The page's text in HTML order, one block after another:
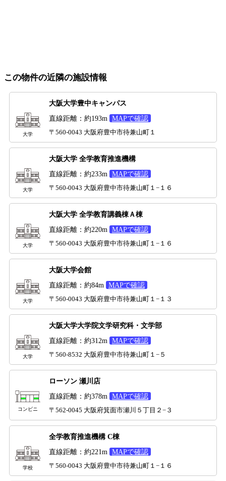
この物件の近隣の施設情報
大学
大阪大学豊中キャンパス
直線距離：約193m MAPで確認
〒560-0043 大阪府豊中市待兼山町１
大学
大阪大学 全学教育推進機構
直線距離：約233m MAPで確認
〒560-0043 大阪府豊中市待兼山町１−１６
大学
大阪大学 全学教育講義棟Ａ棟
直線距離：約220m MAPで確認
〒560-0043 大阪府豊中市待兼山町１−１６
大学
大阪大学会館
直線距離：約84m MAPで確認
〒560-0043 大阪府豊中市待兼山町１−１３
大学
大阪大学大学院文学研究科・文学部
直線距離：約312m MAPで確認
〒560-8532 大阪府豊中市待兼山町１−５
コンビニ
ローソン 瀬川店
直線距離：約378m MAPで確認
〒562-0045 大阪府箕面市瀬川５丁目２−３
学校
全学教育推進機構 C棟
直線距離：約221m MAPで確認
〒560-0043 大阪府豊中市待兼山町１−１６